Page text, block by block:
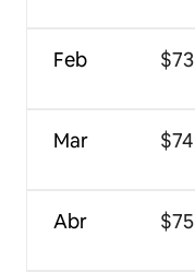
Feb
Mar
Abr